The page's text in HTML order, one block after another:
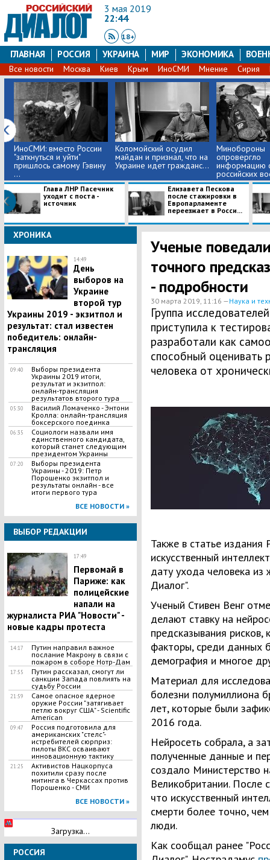
3 мая 2019
22:44
18+
ГЛАВНАЯ РОССИЯ УКРАИНА МИР ЭКОНОМИКА
Все новости Москва Киев Крым ИноСМИ Мнение Сирия
ИноСМИ: вместо России
"заткнуться и уйти"
пришлось самому Гэвину
...
Коломойский осудил
майдан и признал, что на
Украине идет гражданс...
Минобороны
опровергло
информацию
российских
Си...
Глава ЛНР Пасечник
уходит с поста -
источник
Елизавета Пескова
после стажировки в
Европарламенте
переезжает в Росси...
ХРОНИКА
14:49
День
выборов на
Украине
второй тур
Украины 2019 - экзитпол и
результат: стал известен
победитель: онлайн-
трансляция
09:40
Выборы президента
Украины 2019 итоги,
результат и экзитпол:
онлайн-трансляция
результатов второго тура
05:30
Василий Ломаченко - Энтони
Кролла: онлайн-трансляция
боксерского поединка
06:35
Социологи назвали имя
единственного кандидата,
который станет следующим
президентом Украины
07:20
Выборы президента
Украины - 2019: Петр
Порошенко экзитпол и
результаты онлайн - все
итоги первого тура
ВСЕ НОВОСТИ »
ВЫБОР РЕДАКЦИИ
17:49
Первомай в
Париже: как
полицейские
напали на
журналиста РИА "Новости" -
новые кадры протеста
14:17
Путин направил важное
послание Макрону в связи с
пожаром в соборе Нотр-Дам
17:55
Путин рассказал, смогут ли
санкции Запада повлиять на
судьбу России
21:59
Самое опасное ядерное
оружие России "затягивает
петлю вокруг США" - Scientific
American
09:47
Россия подготовила для
американских "стелс"-
истребителей сюрприз:
пилоты ВКС осваивают
инновационную тактику
21:25
Активистов Нацкорпуса
похитили сразу после
митинга в Черкассах против
Порошенко - СМИ
ВСЕ НОВОСТИ »
Загрузка...
РОССИЯ
Ученые
точного
- подробности
30 марта 2019, 11:16 —Наука и
Группа
приступила к
разработали как
способный оценивать
человека от
Также в статье издания
искусственный
дату ухода человека из
Диалог".
Ученый Стивен Венг
делают ставку на
предсказывания
факторы, среди данных
демография и многое
Материал для
болезни полумиллиона
лет, которые были
2016 года.
Нейросеть собрала, а
полученные данные и
создало Министерство
Великобритании. После
что искусственный
смерти более точно,
люди.
Как сообщал ранее